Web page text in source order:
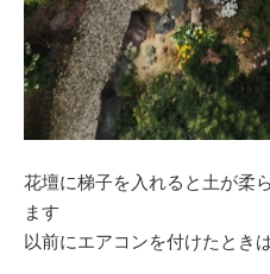
花壇に梯子を入れると土が柔
ます
以前にエアコンを付けたとき